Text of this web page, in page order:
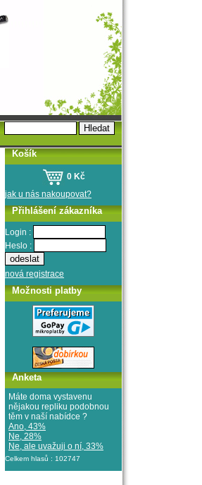
Košík
0 Kč
jak u nás nakoupovat?
Přihlášení zákazníka
Login :
Heslo :
nová registrace
Možnosti platby
Anketa
Máte doma vystavenu
nějakou repliku podobnou
těm v naší nabídce ?
Ano, 43%
Ne, 28%
Ne, ale uvažuji o ní, 33%
Celkem hlasů : 102747